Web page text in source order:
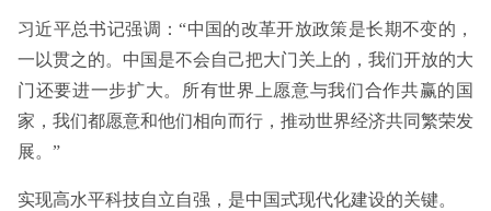
习近平总书记强调：“中国的改革开放政策是长期不变的，
一以贯之的。中国是不会自己把大门关上的，我们开放的大
门还要进一步扩大。所有世界上愿意与我们合作共赢的国
家，我们都愿意和他们相向而行，推动世界经济共同繁荣发
展。”
实现高水平科技自立自强，是中国式现代化建设的关键。